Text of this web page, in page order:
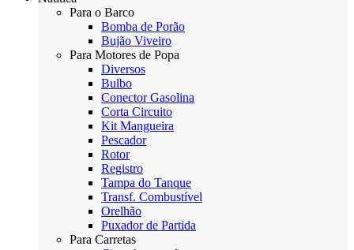
Para o Barco
Bomba de Porão
Bujão Viveiro
Para Motores de Popa
Diversos
Bulbo
Conector Gasolina
Corta Circuito
Kit Mangueira
Pescador
Rotor
Registro
Tampa do Tanque
Transf. Combustível
Orelhão
Puxador de Partida
Para Carretas